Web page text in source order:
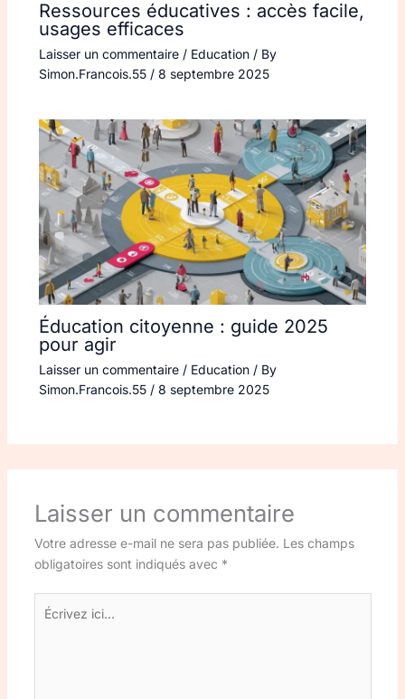
Ressources éducatives : accès facile,
usages efficaces
Laisser un commentaire / Education/ By
Simon.Francois.55 / 8 septembre 2025
Éducation citoyenne : guide 2025
pour agir
Laisser un commentaire / Education/ By
Simon.Francois.55 / 8 septembre 2025
Laisser un commentaire
Votre adresse e-mail ne sera pas publiée. Les champs
obligatoires sont indiqués avec *
Écrivez
ici…